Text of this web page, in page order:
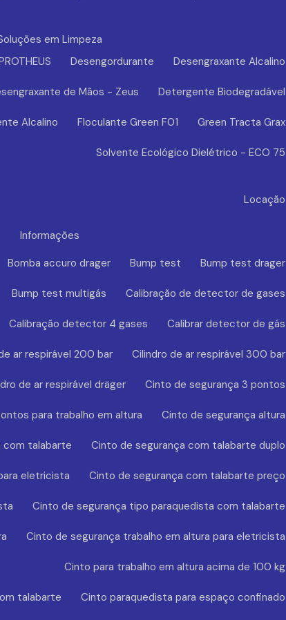
em Limpeza
Desengordurante Desengraxante Alcalino
de Mãos - Zeus Detergente Biodegradável
Alcalino Floculante Green F01 Green Tracta Grax
Solvente Ecológico Dielétrico - ECO 75
Locação
Informações
Bomba accuro drager Bump test Bump test drager
Bump test multigás Calibração de detector de gases
Calibração detector 4 gases Calibrar detector de gás
ar respirável 200 bar Cilindro de ar respirável 300 bar
de ar respirável dräger Cinto de segurança 3 pontos
para trabalho em altura Cinto de segurança altura
com talabarte Cinto de segurança com talabarte duplo
eletricista Cinto de segurança com talabarte preço
Cinto de segurança tipo paraquedista com talabarte
Cinto de segurança trabalho em altura para eletricista
Cinto para trabalho em altura acima de 100 kg
talabarte Cinto paraquedista para espaço confinado